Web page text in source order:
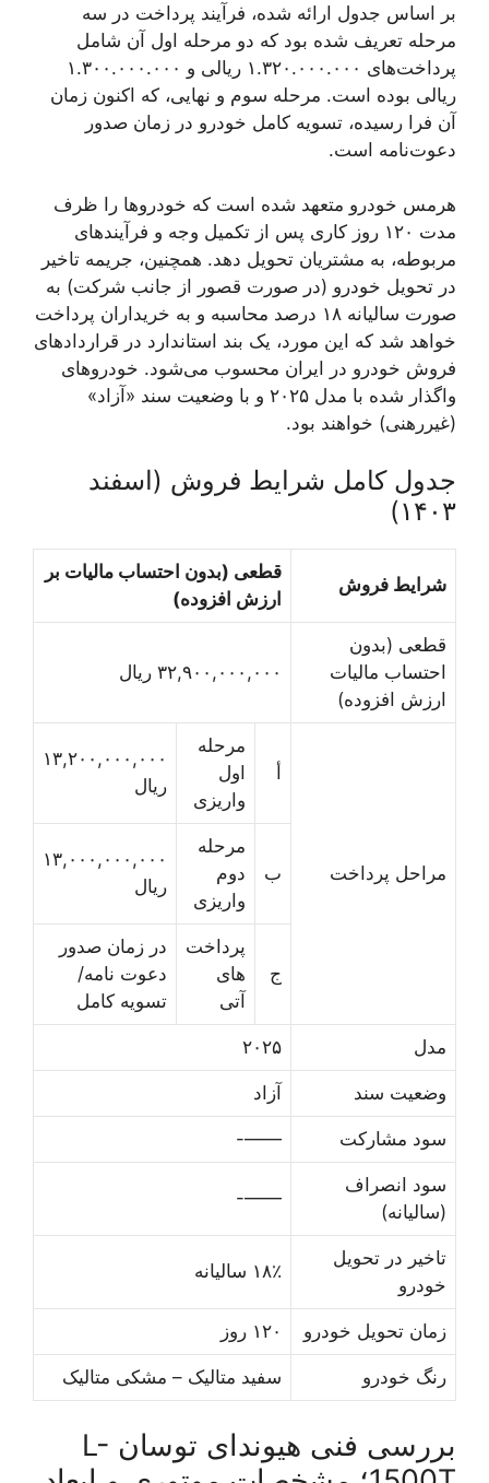
بر اساس جدول ارائه شده، فرآیند پرداخت در سه
مرحله تعریف شده بود که دو مرحله اول آن شامل
پرداخت‌های ۱.۳۲۰.۰۰۰.۰۰۰ ریالی و ۱.۳۰۰.۰۰۰.۰۰۰
ریالی بوده است. مرحله سوم و نهایی، که اکنون زمان
آن فرا رسیده، تسویه کامل خودرو در زمان صدور
دعوت‌نامه است.
هرمس خودرو متعهد شده است که خودروها را ظرف
مدت ۱۲۰ روز کاری پس از تکمیل وجه و فرآیندهای
مربوطه، به مشتریان تحویل دهد. همچنین، جریمه تاخیر
در تحویل خودرو (در صورت قصور از جانب شرکت) به
صورت سالیانه ۱۸ درصد محاسبه و به خریداران پرداخت
خواهد شد که این مورد، یک بند استاندارد در قراردادهای
فروش خودرو در ایران محسوب می‌شود. خودروهای
واگذار شده با مدل ۲۰۲۵ و با وضعیت سند «آزاد»
(غیررهنی) خواهند بود.
جدول کامل شرایط فروش (اسفند
۱۴۰۳)
شرایط فروش
قطعی (بدون احتساب مالیات بر
ارزش افزوده)
قطعی (بدون
احتساب مالیات
ارزش افزوده)
۳۲,۹۰۰,۰۰۰,۰۰۰ ریال
مراحل پرداخت
أ
مرحله
اول
واریزی
۱۳,۲۰۰,۰۰۰,۰۰۰
ریال
ب
مرحله
دوم
واریزی
۱۳,۰۰۰,۰۰۰,۰۰۰
ریال
ج
پرداخت
های
آتی
در زمان صدور
دعوت نامه/
تسویه کامل
مدل ۲۰۲۵
وضعیت سند آزاد
سود مشارکت ——-
سود انصراف
(سالیانه)
——-
تاخیر در تحویل
خودرو
۱۸٪ سالیانه
زمان تحویل خودرو ۱۲۰ روز
رنگ خودرو سفید متالیک – مشکی متالیک
بررسی فنی هیوندای توسان L-